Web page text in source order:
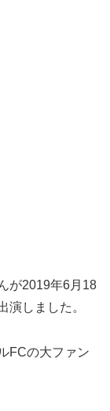
が2019年6月18
演しました。
FCの大ファン